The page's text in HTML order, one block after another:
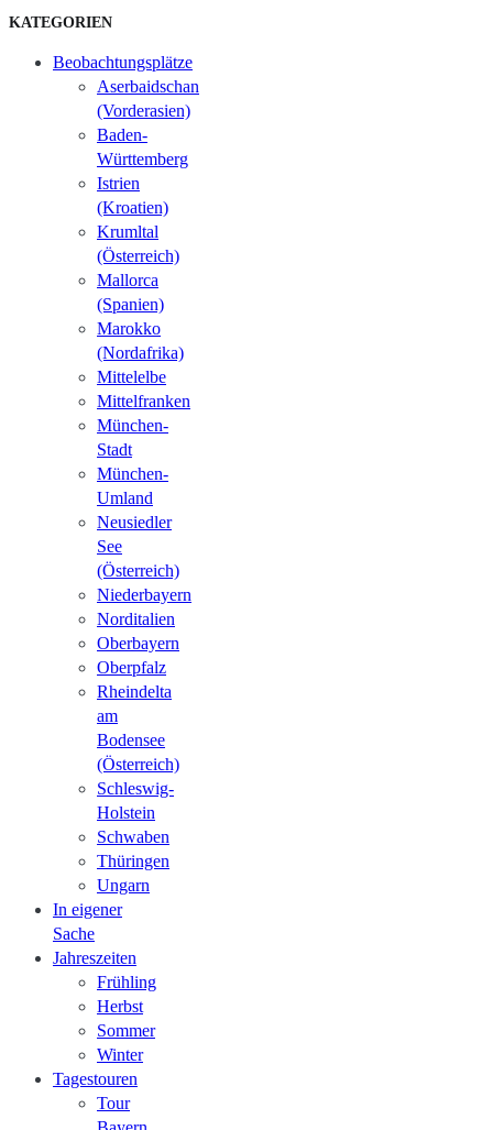
KATEGORIEN
Beobachtungsplätze
Aserbaidschan
(Vorderasien)
Baden-
Württemberg
Istrien
(Kroatien)
Krumltal
(Österreich)
Mallorca
(Spanien)
Marokko
(Nordafrika)
Mittelelbe
Mittelfranken
München-
Stadt
München-
Umland
Neusiedler
See
(Österreich)
Niederbayern
Norditalien
Oberbayern
Oberpfalz
Rheindelta
am
Bodensee
(Österreich)
Schleswig-
Holstein
Schwaben
Thüringen
Ungarn
In eigener
Sache
Jahreszeiten
Frühling
Herbst
Sommer
Winter
Tagestouren
Tour